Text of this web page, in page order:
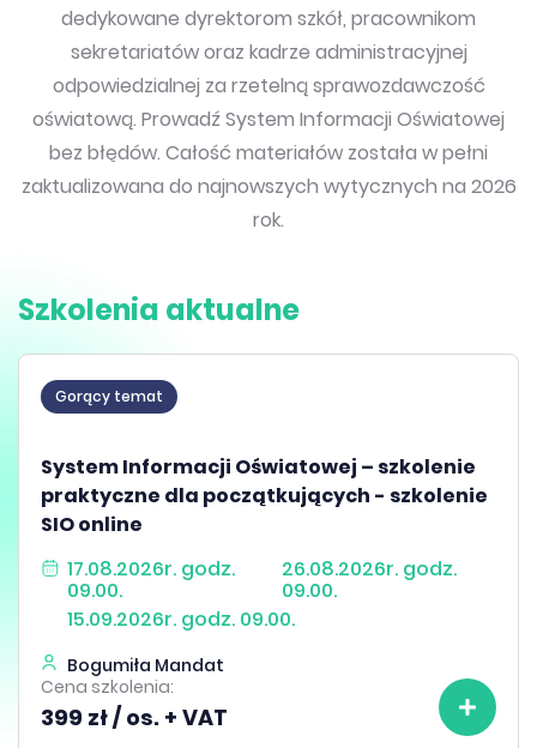
dedykowane dyrektorom szkół, pracownikom
sekretariatów oraz kadrze administracyjnej
odpowiedzialnej za rzetelną sprawozdawczość
oświatową. Prowadź System Informacji Oświatowej
bez błędów. Całość materiałów została w pełni
zaktualizowana do najnowszych wytycznych na 2026
rok.
Szkolenia aktualne
Gorący temat
System Informacji Oświatowej – szkolenie
praktyczne dla początkujących - szkolenie
SIO online
17.08.2026r. godz.
09.00.
26.08.2026r. godz.
09.00.
15.09.2026r. godz. 09.00.
Bogumiła Mandat
Cena szkolenia:
399 zł / os. + VAT